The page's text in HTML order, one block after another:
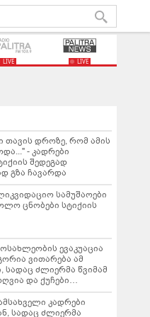
LIVE LIVE
თავის დროზე, რომ ამის
- კადრები
გზა ჩავარდა
სამუშაოები
ცნობები სტიქიის
ევაკუაცია
ვითარება ამ
ძლიერმა წვიმამ
და ქუჩები
სადაც ძლიერმა